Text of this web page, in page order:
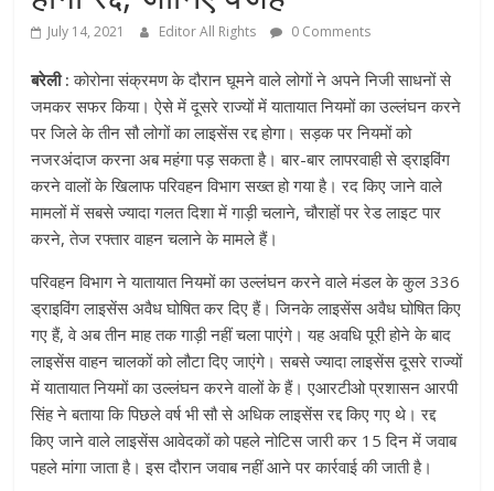
July 14, 2021 Editor All Rights 0 Comments
बरेली : कोरोना संक्रमण के दौरान घूमने वाले लोगों ने अपने निजी साधनों से
जमकर सफर किया। ऐसे में दूसरे राज्यों में यातायात नियमों का उल्लंघन करने
पर जिले के तीन सौ लोगों का लाइसेंस रद्द होगा। सड़क पर नियमों को
नजरअंदाज करना अब महंगा पड़ सकता है। बार-बार लापरवाही से ड्राइविंग
करने वालों के खिलाफ परिवहन विभाग सख्त हो गया है। रद किए जाने वाले
मामलों में सबसे ज्यादा गलत दिशा में गाड़ी चलाने, चौराहों पर रेड लाइट पार
करने, तेज रफ्तार वाहन चलाने के मामले हैं।
परिवहन विभाग ने यातायात नियमों का उल्लंघन करने वाले मंडल के कुल 336
ड्राइविंग लाइसेंस अवैध घोषित कर दिए हैं। जिनके लाइसेंस अवैध घोषित किए
गए हैं, वे अब तीन माह तक गाड़ी नहीं चला पाएंगे। यह अवधि पूरी होने के बाद
लाइसेंस वाहन चालकों को लौटा दिए जाएंगे। सबसे ज्यादा लाइसेंस दूसरे राज्यों
में यातायात नियमों का उल्लंघन करने वालों के हैं। एआरटीओ प्रशासन आरपी
सिंह ने बताया कि पिछले वर्ष भी सौ से अधिक लाइसेंस रद्द किए गए थे। रद्द
किए जाने वाले लाइसेंस आवेदकों को पहले नोटिस जारी कर 15 दिन में जवाब
पहले मांगा जाता है। इस दौरान जवाब नहीं आने पर कार्रवाई की जाती है।